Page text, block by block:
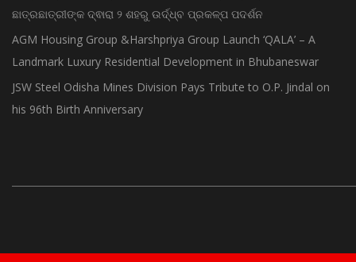
ଛାତ୍ରଛାତ୍ରୀଙ୍କ ଦ୍ଵାରା ୨ ଶହରୁ ଉର୍ଦ୍ଧ୍ବ ପ୍ରକଳ୍ପ ପଦର୍ଶନ
AGM Housing Group &Harshpriya Group Launch ‘QALA’ – A
Landmark Luxury Residential Development in Bhubaneswar
JSW Steel Odisha Mines Division Pays Tribute to O.P. Jindal on
his 96th Birth Anniversary